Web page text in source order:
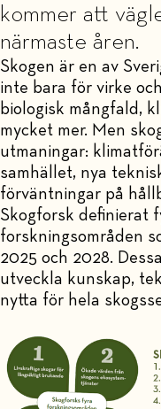
kommer att
närmaste åren.
Skogen är en av
inte bara för virke
biologisk mångfald,
mycket mer. Men
utmaningar:
samhället, nya
förväntningar på
Skogforsk definierat
forskningsområden
2025 och 2028.
utveckla kunskap,
nytta för hela